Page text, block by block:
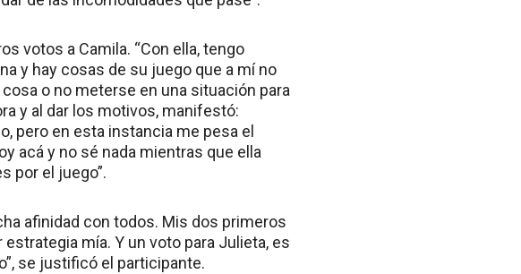
votos a Camila. “Con ella, tengo
y hay cosas de su juego que a mí no
o no meterse en una situación para
y al dar los motivos, manifestó:
pero en esta instancia me pesa el
acá y no sé nada mientras que ella
por el juego”.
afinidad con todos. Mis dos primeros
mía. Y un voto para Julieta, es
se justificó el participante.